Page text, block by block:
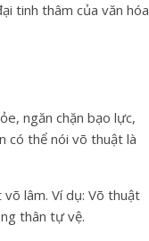
tinh thâm của văn hóa
ngăn chặn bạo lực,
có thể nói võ thuật là
lâm. Ví dụ: Võ thuật
thân tự vệ.